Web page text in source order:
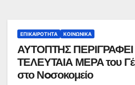
ΕΠΙΚΑΙΡΌΤΗΤΑ ΚΟΙΝΩΝΙΚΆ
ΑΥΤΟΠΤΗΣ
ΤΕΛΕΥΤΑΙΑ ΜΕΡΑ του
στο Νoσοκομείο